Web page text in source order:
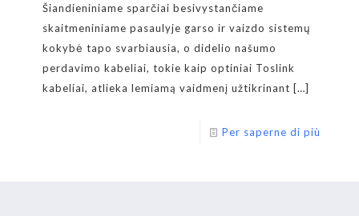
Šiandieniniame sparčiai besivystančiame
skaitmeniniame pasaulyje garso ir vaizdo sistemų
kokybė tapo svarbiausia, o didelio našumo
perdavimo kabeliai, tokie kaip optiniai Toslink
kabeliai, atlieka lemiamą vaidmenį užtikrinant […]
Per saperne di più